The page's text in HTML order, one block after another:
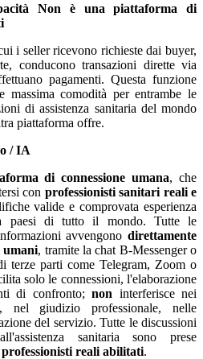
Non è una piattaforma di
i seller ricevono richieste dai buyer,
conducono transazioni dirette via
pagamenti. Questa funzione
massima comodità per entrambe le
di assistenza sanitaria del mondo
piattaforma offre.
/ IA
di connessione umana, che
con professionisti sanitari reali e
valide e comprovata esperienza
paesi di tutto il mondo. Tutte le
avvengono direttamente
umani, tramite la chat B-Messenger o
terze parti come Telegram, Zoom o
solo le connessioni, l'elaborazione
di confronto;non interferisce nei
nel giudizio professionale, nelle
del servizio. Tutte le discussioni
sanitaria sono prese
professionisti reali abilitati.